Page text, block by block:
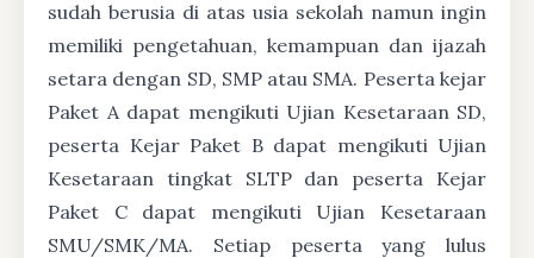
sudah berusia di atas usia sekolah namun ingin
memiliki pengetahuan, kemampuan dan ijazah
setara dengan SD, SMP atau SMA. Peserta kejar
Paket A dapat mengikuti Ujian Kesetaraan SD,
peserta Kejar Paket B dapat mengikuti Ujian
Kesetaraan tingkat SLTP dan peserta Kejar
Paket C dapat mengikuti Ujian Kesetaraan
SMU/SMK/MA. Setiap peserta yang lulus